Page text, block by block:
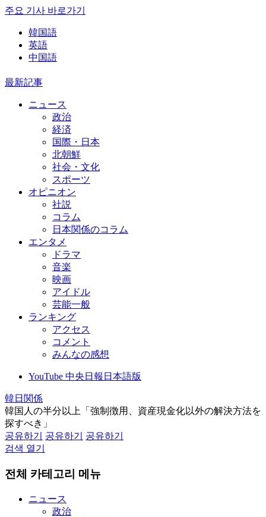
주요 기사 바로가기
韓国語
英語
中国語
最新記事
ニュース
政治
経済
国際・日本
北朝鮮
社会・文化
スポーツ
オピニオン
社説
コラム
日本関係のコラム
エンタメ
ドラマ
音楽
映画
アイドル
芸能一般
ランキング
アクセス
コメント
みんなの感想
YouTube 中央日報日本語版
韓日関係
韓国人の半分以上「強制徴用、資産現金化以外の解決方法を
探すべき」
공유하기
공유하기
공유하기
검색 열기
전체 카테고리 메뉴
ニュース
政治